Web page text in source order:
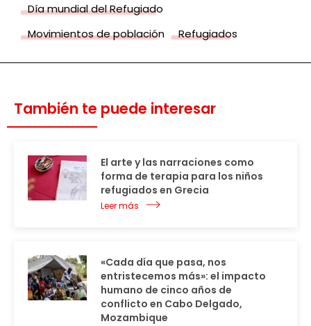
Día mundial del Refugiado
Movimientos de población
Refugiados
También te puede interesar
El arte y las narraciones como
forma de terapia para los niños
refugiados en Grecia
Leer más
«Cada día que pasa, nos
entristecemos más»: el impacto
humano de cinco años de
conflicto en Cabo Delgado,
Mozambique